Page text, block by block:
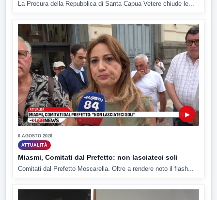
La Procura della Repubblica di Santa Capua Vetere chiude le...
▶
6 AGOSTO 2026
ATTUALITÀ
Miasmi, Comitati dal Prefetto: non lasciateci soli
Comitati dal Prefetto Moscarella. Oltre a rendere noto il flash...